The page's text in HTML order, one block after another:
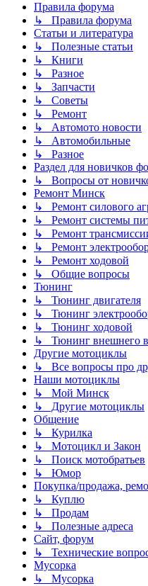
Правила форума
↳ Правила форума
Статьи и литература
↳ Полезные статьи
↳ Книги
↳ Разное
↳ Запчасти
↳ Советы
↳ Ремонт
↳ Автомото новости
↳ Автомобильные
↳ Разное
Раздел для новичков
↳ Вопросы от
Ремонт Минск
↳ Ремонт силового
↳ Ремонт системы
↳ Ремонт
↳ Ремонт
↳ Ремонт ходовой
↳ Общие вопросы
Тюнинг
↳ Тюнинг двигателя
↳ Тюнинг
↳ Тюнинг ходовой
↳ Тюнинг внешнего
Другие мотоциклы
↳ Все вопросы про
Наши мотоциклы
↳ Мой Минск
↳ Другие мотоциклы
Общение
↳ Курилка
↳ Мотоцикл и Закон
↳ Поиск мотобратьев
↳ Юмор
Покупка/продажа,
↳ Куплю
↳ Продам
↳ Полезные адреса
Сайт, форум
↳ Технические
Мусорка
↳ Мусорка